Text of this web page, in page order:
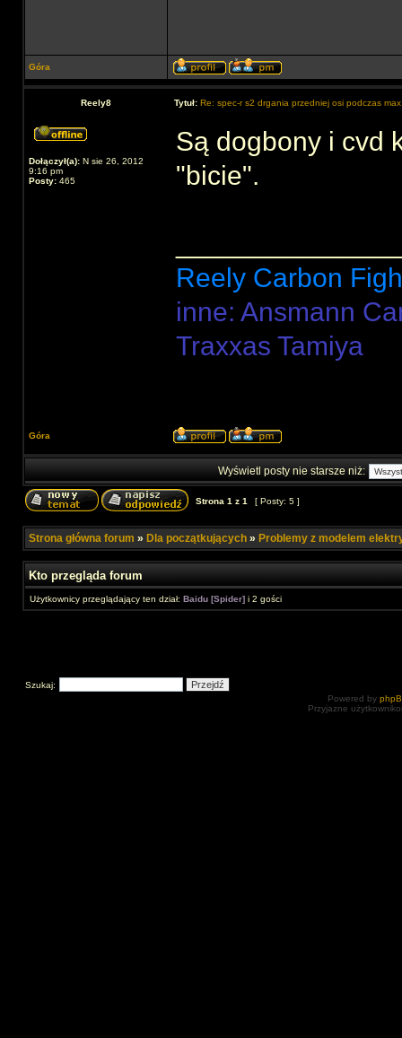
Góra
Reely8 Tytuł: Re: spec-r s2 drgania przedniej osi podczas
Dołączył(a): N sie 26, 2012
9:16 pm
Posty: 465
Są dogbony i cvd
"bicie".
Reely Carbon
inne: Ansmann
Traxxas Tamiya
Góra
Wyświetl posty nie starsze niż:
Strona 1 z 1 [ Posty: 5 ]
Strona główna forum » Dla początkujących » Problemy z modelem
Kto przegląda forum
Użytkownicy przeglądający ten dział: Baidu [Spider] i 2 gości
Szukaj:
Powered by
Przyjazne